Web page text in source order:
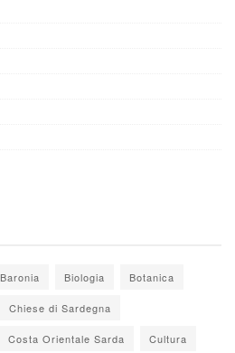
Baronia Biologia Botanica
Chiese di Sardegna
Costa Orientale Sarda Cultura